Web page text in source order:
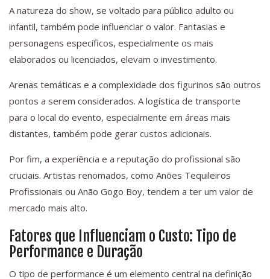
A natureza do show, se voltado para público adulto ou
infantil, também pode influenciar o valor. Fantasias e
personagens específicos, especialmente os mais
elaborados ou licenciados, elevam o investimento.
Arenas temáticas e a complexidade dos figurinos são outros
pontos a serem considerados. A logística de transporte
para o local do evento, especialmente em áreas mais
distantes, também pode gerar custos adicionais.
Por fim, a experiência e a reputação do profissional são
cruciais. Artistas renomados, como Anões Tequileiros
Profissionais ou Anão Gogo Boy, tendem a ter um valor de
mercado mais alto.
Fatores que Influenciam o Custo: Tipo de
Performance e Duração
O tipo de performance é um elemento central na definição